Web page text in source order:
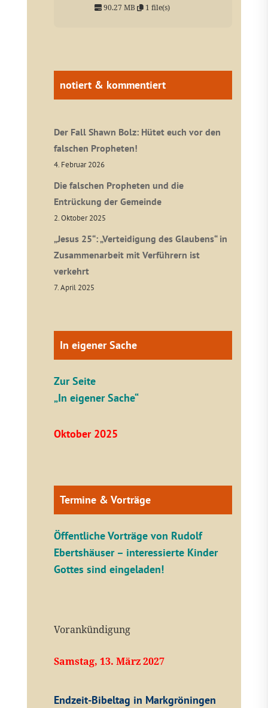
90.27 MB 1 file(s)
notiert & kommentiert
Der Fall Shawn Bolz: Hütet euch vor den
falschen Propheten!
4. Februar 2026
Die falschen Propheten und die
Entrückung der Gemeinde
2. Oktober 2025
„Jesus 25“: „Verteidigung des Glaubens“ in
Zusammenarbeit mit Verführern ist
verkehrt
7. April 2025
In eigener Sache
Zur Seite
„In eigener Sache“
Oktober 2025
Termine & Vorträge
Öffentliche Vorträge von Rudolf
Ebertshäuser – interessierte Kinder
Gottes sind eingeladen!
Vorankündigung
Samstag, 13. März 2027
Endzeit-Bibeltag in Markgröningen